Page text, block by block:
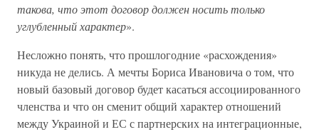
такова, что этот договор должен носить только
углубленный характер».
Несложно понять, что прошлогодние «расхождения»
никуда не делись. А мечты Бориса Ивановича о том, что
новый базовый договор будет касаться ассоциированного
членства и что он сменит общий характер отношений
между Украиной и ЕС с партнерских на интеграционные,